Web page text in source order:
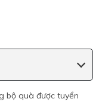
bộ quà được tuyển